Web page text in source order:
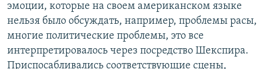
эмоции, которые на своем американском языке
нельзя было обсуждать, например, проблемы расы,
многие политические проблемы, это все
интерпретировалось через посредство Шекспира.
Приспосабливались соответствующие сцены,